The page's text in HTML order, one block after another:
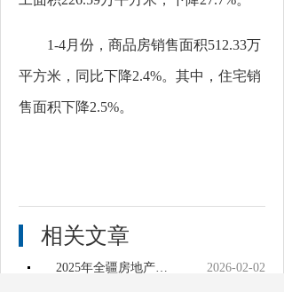
1-4月 份 ，商品房销售面积512.33万
平方米，同比下降2.4%。其中，住宅销
售面积下降2.5%。
相关文章
2026-02-02
2025年全疆房地产市场基本情况